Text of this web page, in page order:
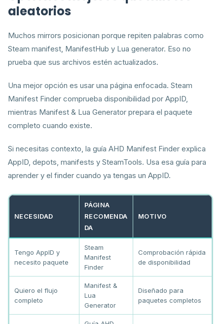
aleatorios
Muchos mirrors posicionan porque repiten palabras como
Steam manifest, ManifestHub y Lua generator. Eso no
prueba que sus archivos estén actualizados.
Una mejor opción es usar una página enfocada. Steam
Manifest Finder comprueba disponibilidad por AppID,
mientras Manifest & Lua Generator prepara el paquete
completo cuando existe.
Si necesitas contexto, la guía AHD Manifest Finder explica
AppID, depots, manifests y SteamTools. Usa esa guía para
aprender y el finder cuando ya tengas un AppID.
NECESIDAD
PÁGINA
RECOMENDA
DA
MOTIVO
Tengo AppID y
necesito paquete
Steam
Manifest
Finder
Comprobación rápida
de disponibilidad
Quiero el flujo
completo
Manifest &
Lua
Generator
Diseñado para
paquetes completos